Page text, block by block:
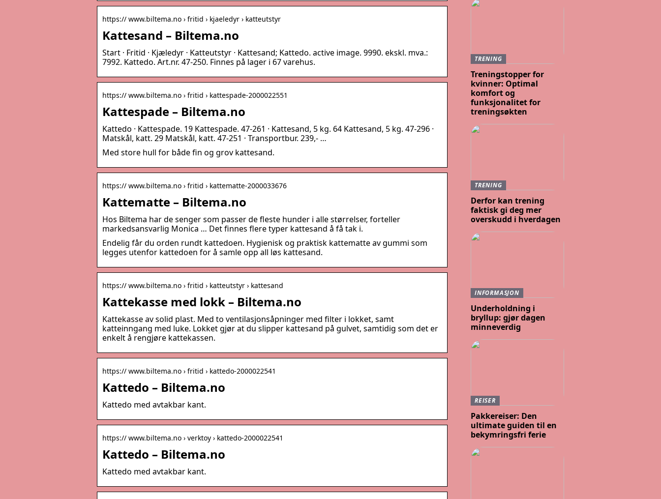
https:// www.biltema.no › fritid › kjaeledyr › katteutstyr
Kattesand – Biltema.no
Start · Fritid · Kjæledyr · Katteutstyr · Kattesand; Kattedo. active image. 9990. ekskl. mva.:
7992. Kattedo. Art.nr. 47-250. Finnes på lager i 67 varehus.
https:// www.biltema.no › fritid › kattespade-2000022551
Kattespade – Biltema.no
Kattedo · Kattespade. 19 Kattespade. 47-261 · Kattesand, 5 kg. 64 Kattesand, 5 kg. 47-296 ·
Matskål, katt. 29 Matskål, katt. 47-251 · Transportbur. 239,- …
Med store hull for både fin og grov kattesand.
https:// www.biltema.no › fritid › kattematte-2000033676
Kattematte – Biltema.no
Hos Biltema har de senger som passer de fleste hunder i alle størrelser, forteller
markedsansvarlig Monica … Det finnes flere typer kattesand å få tak i.
Endelig får du orden rundt kattedoen. Hygienisk og praktisk kattematte av gummi som
legges utenfor kattedoen for å samle opp all løs kattesand.
https:// www.biltema.no › fritid › katteutstyr › kattesand
Kattekasse med lokk – Biltema.no
Kattekasse av solid plast. Med to ventilasjonsåpninger med filter i lokket, samt
katteinngang med luke. Lokket gjør at du slipper kattesand på gulvet, samtidig som det er
enkelt å rengjøre kattekassen.
https:// www.biltema.no › fritid › kattedo-2000022541
Kattedo – Biltema.no
Kattedo med avtakbar kant.
https:// www.biltema.no › verktoy › kattedo-2000022541
Kattedo – Biltema.no
Kattedo med avtakbar kant.
TRENING
Treningstopper for
kvinner: Optimal
komfort og
funksjonalitet for
treningsøkten
TRENING
Derfor kan trening
faktisk gi deg mer
overskudd i hverdagen
INFORMASJON
Underholdning i
bryllup: gjør dagen
minneverdig
REISER
Pakkereiser: Den
ultimate guiden til en
bekymringsfri ferie